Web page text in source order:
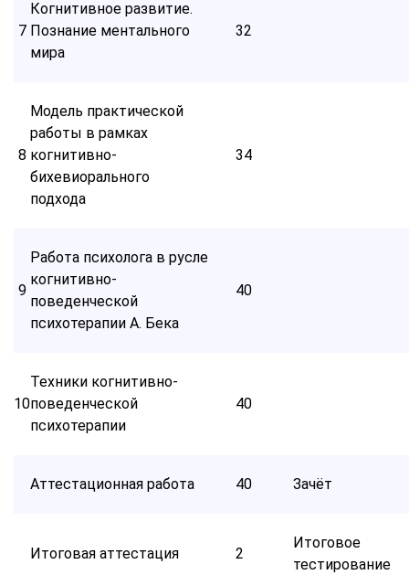
7
Когнитивное развитие.
Познание ментального
мира
32
8
Модель практической
работы в рамках
когнитивно-
бихевиорального
подхода
34
9
Работа психолога в русле
когнитивно-
поведенческой
психотерапии А. Бека
40
10
Техники когнитивно-
поведенческой
психотерапии
40
Аттестационная работа 40 Зачёт
Итоговая аттестация 2
Итоговое
тестирование